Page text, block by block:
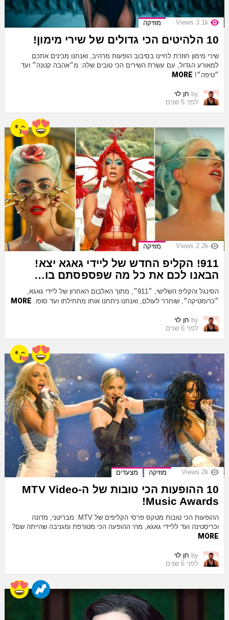
3.1k
Views מוזיקה
10 הלהיטים הכי גדולים של שירי מימון!
שירי מימון חוזרת לחיינו בסיבוב הופעות מרהיב, ואנחנו מכינים אתכם
למאורע הגדול, עם עשרת השירים הכי טובים שלה: מ״אהבה קטנה״ ועד
״טיפה״! MORE
by חן לוי
לפני 5 שנים
2.2k
Views מוזיקה
911! הקליפ החדש של ליידי גאגא יצא!
הבאנו לכם את כל מה שפספסתם בו…
הסינגל והקליפ השלישי, ״911״, מתוך האלבום האחרון של ליידי גאגא,
״כרומטיקה״, שוחרר לעולם, ואנחנו ניתחנו אותו מתחילתו ועד סופו. MORE
by חן לוי
לפני 6 שנים
2k
Views מוזיקה מצעדים
10 ההופעות הכי טובות של ה-MTV Video
Music Awards!
ההופעות הכי טובות מטקס פרסי הקליפים של MTV: מבריטני, מדונה
וכריסטינה ועד לליידי גאגא, מהי ההופעה הכי מטורפת ומגניבה שהייתה שם?
MORE
by חן לוי
לפני 6 שנים